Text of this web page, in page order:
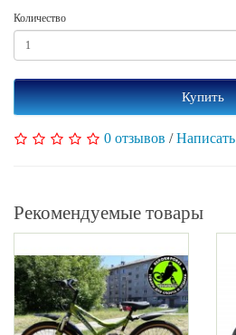
Количество
Купить
0 отзывов /
Рекомендуемые товары